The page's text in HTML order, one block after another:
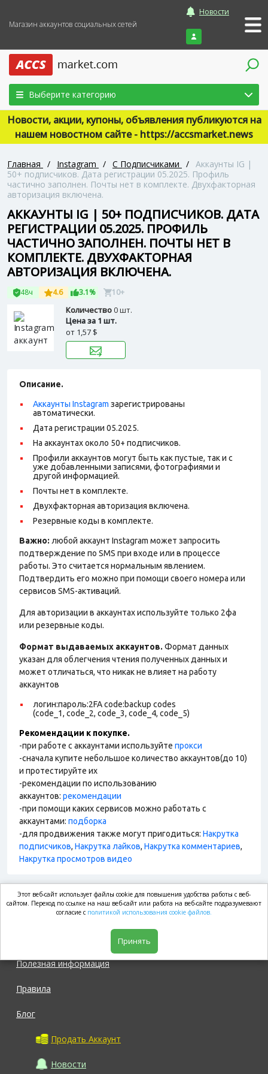
Магазин аккаунтов социальных сетей
Новости
Войти
Выберите категорию
Новости, акции, купоны, объявления публикуются на
нашем новостном сайте - https://accsmarket.news
Главная / Instagram / С Подписчиками / Аккаунты IG |
50+ подписчиков. Дата регистрации 05.2025. Профиль
частично заполнен. Почты нет в комплекте. Двухфакторная
авторизация включена.
АККАУНТЫ IG | 50+ ПОДПИСЧИКОВ. ДАТА
РЕГИСТРАЦИИ 05.2025. ПРОФИЛЬ
ЧАСТИЧНО ЗАПОЛНЕН. ПОЧТЫ НЕТ В
КОМПЛЕКТЕ. ДВУХФАКТОРНАЯ
АВТОРИЗАЦИЯ ВКЛЮЧЕНА.
48ч 4.6 3.1% 10+
Количество0 шт.
Цена за 1 шт.
от 1,57 $
Описание.
Аккаунты Instagram зарегистрированы
автоматически.
Дата регистрации 05.2025.
На аккаунтах около 50+ подписчиков.
Профили аккаунтов могут быть как пустые, так и с
уже добавленными записями, фотографиями и
другой информацией.
Почты нет в комплекте.
Двухфакторная авторизация включена.
Резервные коды в комплекте.
Важно: любой аккаунт Instagram может запросить
подтверждение по SMS при входе или в процессе
работы. Это считается нормальным явлением.
Подтвердить его можно при помощи своего номера или
сервисов SMS-активаций.
Для авторизации в аккаунтах используйте только 2фа
или резервные коды.
Формат выдаваемых аккаунтов. Формат данных
указан для облегчения чтения полученных данных и
может отличаться, что никак не влияет на работу
аккаунтов
логин:пароль:2FA code:backup codes
(code_1, code_2, code_3, code_4, code_5)
Рекомендации к покупке.
-при работе с аккаунтами используйте прокси
-сначала купите небольшое количество аккаунтов(до 10)
и протестируйте их
-рекомендации по использованию
аккаунтов: рекомендации
-при помощи каких сервисов можно работать с
аккаунтами: подборка
-для продвижения также могут пригодиться: Накрутка
подписчиков, Накрутка лайков, Накрутка комментариев,
Накрутка просмотров видео
market.com
Полезная информация
Правила
Блог
Продать Аккаунт
Новости
Этот веб-сайт использует файлы cookie для повышения удобства работы с веб-
сайтом. Переход по ссылке на наш веб-сайт или работа на веб-сайте подразумевают
согласие с политикой использования cookie файлов.
Принять